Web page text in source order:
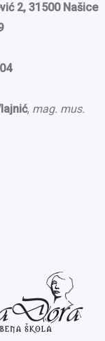
2, 31500 Našice
, mag. mus.